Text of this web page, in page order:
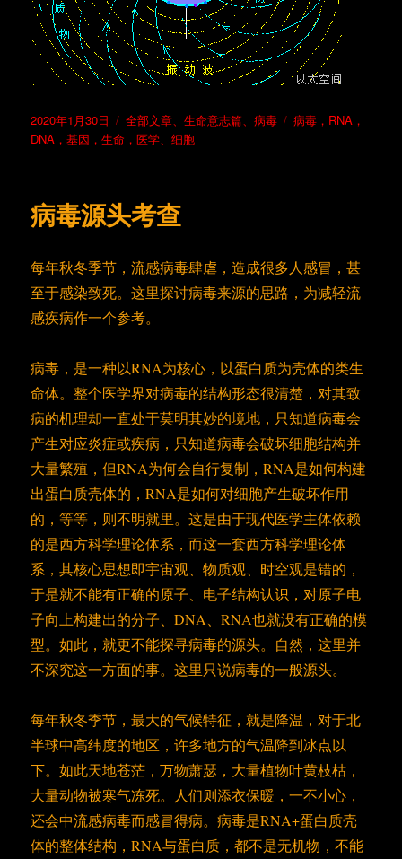
发
布
2020年1月30日
分
类
全部文章 、生命意志篇 、病毒
标
病毒，RNA，
DNA，基因，生命，医学 、细胞
病毒源头考查
每年秋冬季节，流感病毒肆虐，造成很多人感冒，甚
至于感染致死。这里探讨病毒来源的思路，为减轻流
感疾病作一个参考。
病毒，是一种以RNA为核心，以蛋白质为壳体的类生
命体。整个医学界对病毒的结构形态很清楚，对其致
病的机理却一直处于莫明其妙的境地，只知道病毒会
产生对应炎症或疾病，只知道病毒会破坏细胞结构并
大量繁殖，但RNA为何会自行复制，RNA是如何构建
出蛋白质壳体的，RNA是如何对细胞产生破坏作用
的，等等，则不明就里。这是由于现代医学主体依赖
的是西方科学理论体系，而这一套西方科学理论体
系，其核心思想即宇宙观、物质观、时空观是错的，
于是就不能有正确的原子、电子结构认识，对原子电
子向上构建出的分子、DNA、RNA也就没有正确的模
型。如此，就更不能探寻病毒的源头。自然，这里并
不深究这一方面的事。这里只说病毒的一般源头。
每年秋冬季节，最大的气候特征，就是降温，对于北
半球中高纬度的地区，许多地方的气温降到冰点以
下。如此天地苍茫，万物萧瑟，大量植物叶黄枝枯，
大量动物被寒气冻死。人们则添衣保暖，一不小心，
还会中流感病毒而感冒得病。病毒是RNA+蛋白质壳
体的整体结构，RNA与蛋白质，都不是无机物，不能